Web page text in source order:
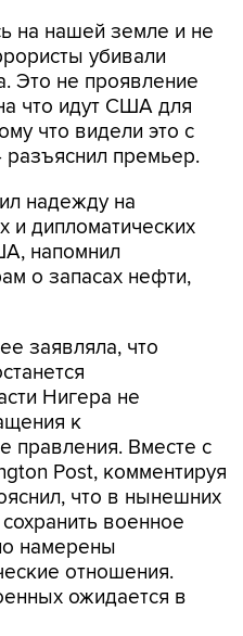
на нашей земле и не
убивали
Это не проявление
что идут США для
что видели это с
премьер.
надежду на
и дипломатических
напомнил
о запасах нефти,
заявляла, что
Нигера не
к
правления. Вместе с
Post, комментируя
что в нынешних
военное
намерены
отношения.
ожидается в